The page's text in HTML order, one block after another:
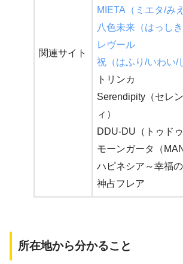
関連サイト
MIETA（ミエタ/み
八色未来（はっしき
レヴール
祝（はふり/いわい/
トリンカ
Serendipity（セレ
ィ）
DDU-DU（トゥドゥ
モーンガータ（
ハピネシア～幸福
神占フレア
所在地から分かること